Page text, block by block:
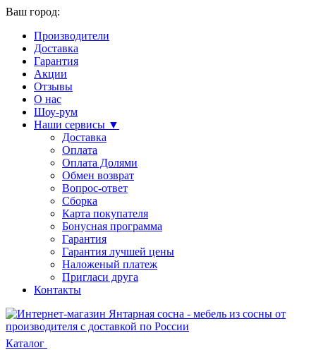
Ваш город:
Производители
Доставка
Гарантия
Акции
Отзывы
О нас
Шоу-рум
Наши сервисы ▼
Доставка
Оплата
Оплата Долями
Обмен возврат
Вопрос-ответ
Сборка
Карта покупателя
Бонусная программа
Гарантия
Гарантия лучшей цены
Наложеный платеж
Пригласи друга
Контакты
Каталог